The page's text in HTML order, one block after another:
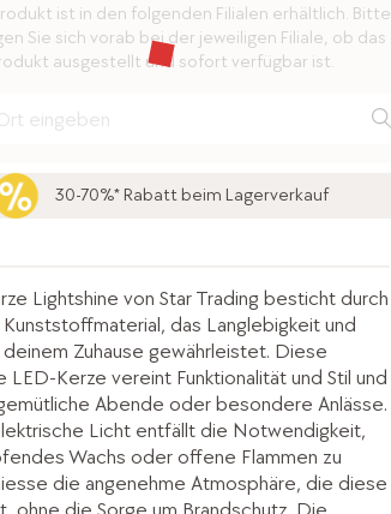
ist in den folgenden Filialen erhältlich. Bitte
Sie sich vorab bei der jeweiligen Filiale, ob das
ausgestellt und sofort verfügbar ist.
30-70%* Rabatt beim Lagerverkauf
Lightshine von Star Trading besticht durch
das Langlebigkeit und
deinem Zuhause gewährleistet. Diese
LED-Kerze vereint Funktionalität und Stil und
Abende oder besondere Anlässe.
Licht entfällt die Notwendigkeit,
Wachs oder offene Flammen zu
die angenehme Atmosphäre, die diese